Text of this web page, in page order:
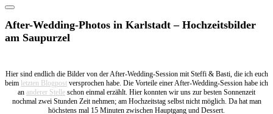
After-Wedding-Photos in Karlstadt – Hochzeitsbilder
am Saupurzel
Hier sind endlich die Bilder von der After-Wedding-Session mit Steffi & Basti, die ich euch
beim letzten Blogpost versprochen habe. Die Vorteile einer After-Wedding-Session habe ich
an anderer Stelle schon einmal erzählt. Hier konnten wir uns zur besten Sonnenzeit
nochmal zwei Stunden Zeit nehmen; am Hochzeitstag selbst nicht möglich. Da hat man
höchstens mal 15 Minuten zwischen Hauptgang und Dessert.